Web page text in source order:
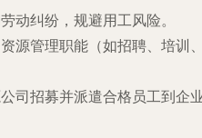
动纠纷，规避用工风险。
源管理职能（如招聘、培
司招募并派遣合格员工到